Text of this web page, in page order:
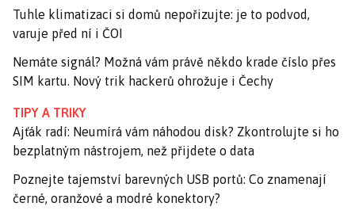
Tuhle klimatizaci si domů nepořizujte: je to podvod,
varuje před ní i ČOI
Nemáte signál? Možná vám právě někdo krade číslo přes
SIM kartu. Nový trik hackerů ohrožuje i Čechy
TIPY A TRIKY
Ajťák radí: Neumírá vám náhodou disk? Zkontrolujte si ho
bezplatným nástrojem, než přijdete o data
Poznejte tajemství barevných USB portů: Co znamenají
černé, oranžové a modré konektory?